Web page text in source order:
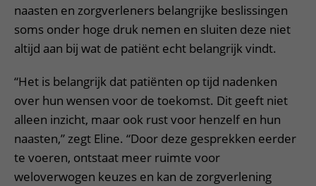
naasten en zorgverleners belangrijke beslissingen
soms onder hoge druk nemen en sluiten deze niet
altijd aan bij wat de patiënt echt belangrijk vindt.
“Het is belangrijk dat patiënten op tijd nadenken
over hun wensen voor de toekomst. Dit geeft niet
alleen inzicht, maar ook rust voor henzelf en hun
naasten,” zegt Eline. “Door deze gesprekken eerder
te voeren, ontstaat meer ruimte voor
weloverwogen keuzes en kan de zorgverlening